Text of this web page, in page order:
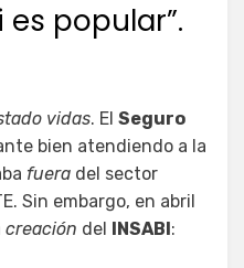
es popular”.
vidas. El Seguro
bien atendiendo a la
fuera del sector
Sin embargo, en abril
creación del INSABI: